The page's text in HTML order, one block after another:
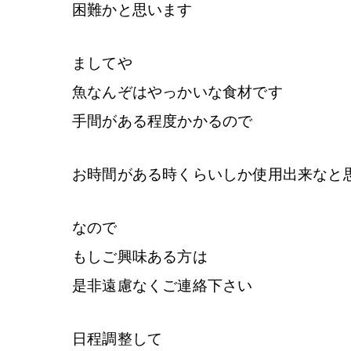
困難かと思います
ましてや
魚なんぞはやっかいな食材です
手間がある程度かかるので
お時間がある時くらいしか使用出来なと
なので
もしご興味ある方は
是非遠慮なくご連絡下さい
日程調整して